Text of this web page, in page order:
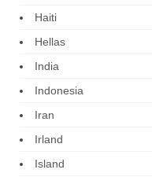
Haiti
Hellas
India
Indonesia
Iran
Irland
Island